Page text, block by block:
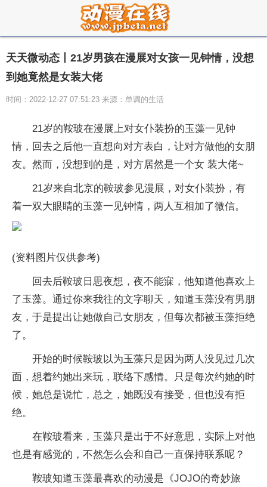
天天微动态丨21岁男孩在漫展对女孩一见钟情，没想
到她竟然是女装大佬
时间：2022-12-27 07:51:23 来源：单调的生活
21岁的鞍玻在漫展上对女仆装扮的玉藻一见钟
情，回去之后他一直想向对方表白，让对方做他的女朋
友。然而，没想到的是，对方居然是一个女 装大佬~
21岁来自北京的鞍玻参见漫展，对女仆装扮，有
着一双大眼睛的玉藻一见钟情，两人互相加了微信。
(资料图片仅供参考)
回去后鞍玻日思夜想，夜不能寐，他知道他喜欢上
了玉藻。通过你来我往的文字聊天，知道玉藻没有男朋
友，于是提出让她做自己女朋友，但每次都被玉藻拒绝
了。
开始的时候鞍玻以为玉藻只是因为两人没见过几次
面，想着约她出来玩，联络下感情。只是每次约她的时
候，她总是说忙，总之，她既没有接受，但也没有拒
绝。
在鞍玻看来，玉藻只是出于不好意思，实际上对他
也是有感觉的，不然怎么会和自己一直保持联系呢？
鞍玻知道玉藻最喜欢的动漫是《JOJO的奇妙旅